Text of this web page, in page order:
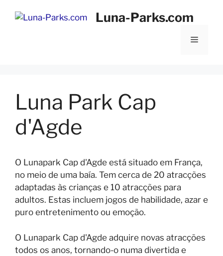
para
Luna-Parks.com
Menu
Luna Park Cap
d'Agde
O Lunapark Cap d'Agde está situado em França,
no meio de uma baía. Tem cerca de 20 atracções
adaptadas às crianças e 10 atracções para
adultos. Estas incluem jogos de habilidade, azar e
puro entretenimento ou emoção.
O Lunapark Cap d'Agde adquire novas atracções
todos os anos, tornando-o numa divertida e